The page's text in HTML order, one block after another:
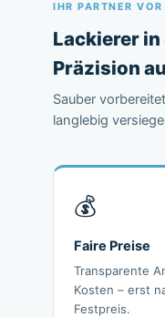
IHR PARTNER VOR
Lackierer in
Präzision
Sauber
langlebig
💰
Faire Preise
Transparente
Kosten – erst
Festpreis.